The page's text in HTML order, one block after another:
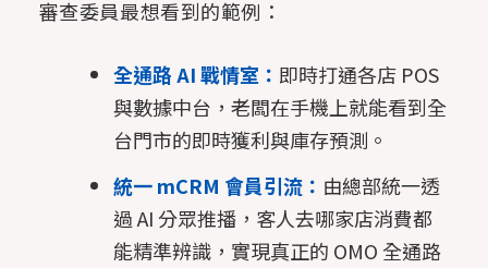
審查委員最想看到的範例：
全通路 AI 戰情室： 即時打通各店 POS
與數據中台，老闆在手機上就能看到全
台門市的即時獲利與庫存預測。
統一 mCRM 會員引流： 由總部統一透
過 AI 分眾推播，客人去哪家店消費都
能精準辨識，實現真正的 OMO 全通路